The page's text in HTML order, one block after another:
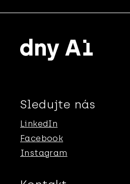
Sledujte nás
LinkedIn
Facebook
Instagram